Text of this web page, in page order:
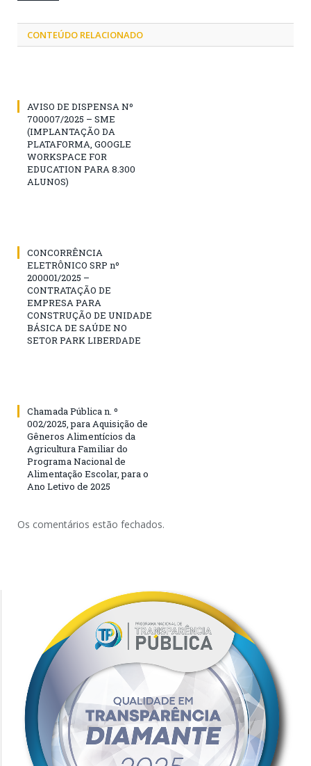
CONTEÚDO RELACIONADO
AVISO DE DISPENSA Nº
700007/2025 – SME
(IMPLANTAÇÃO DA
PLATAFORMA, GOOGLE
WORKSPACE FOR
EDUCATION PARA 8.300
ALUNOS)
CONCORRÊNCIA
ELETRÔNICO SRP nº
200001/2025 –
CONTRATAÇÃO DE
EMPRESA PARA
CONSTRUÇÃO DE UNIDADE
BÁSICA DE SAÚDE NO
SETOR PARK LIBERDADE
Chamada Pública n. º
002/2025, para Aquisição de
Gêneros Alimentícios da
Agricultura Familiar do
Programa Nacional de
Alimentação Escolar, para o
Ano Letivo de 2025
Os comentários estão fechados.